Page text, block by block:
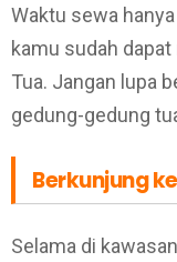
Waktu sewa
kamu sudah
Tua. Jangan lupa
gedung-gedung
Berkunjung
Selama di